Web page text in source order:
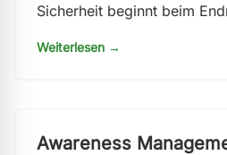
Sicherheit beginnt beim
Weiterlesen →
Awareness